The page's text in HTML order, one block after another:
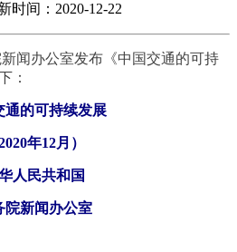
时间：2020-12-22
闻办公室发布《中国交通的可持
：
通的可持续发展
2020年12月）
人民共和国
院新闻办公室